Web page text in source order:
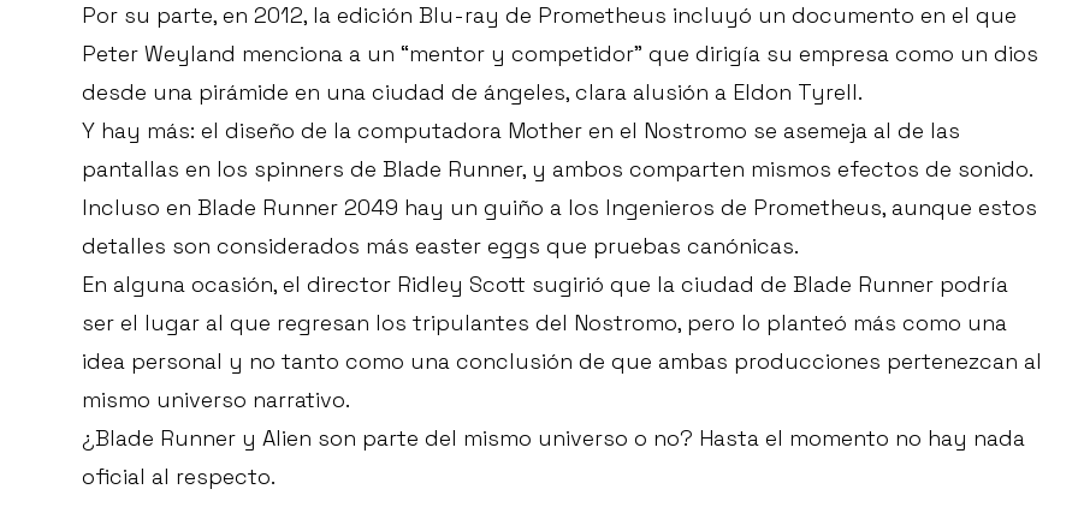
Por su parte, en 2012, la edición Blu-ray de Prometheus incluyó un documento en el que
Peter Weyland menciona a un “mentor y competidor” que dirigía su empresa como un dios
desde una pirámide en una ciudad de ángeles, clara alusión a Eldon Tyrell.
Y hay más: el diseño de la computadora Mother en el Nostromo se asemeja al de las
pantallas en los spinners de Blade Runner, y ambos comparten mismos efectos de sonido.
Incluso en Blade Runner 2049 hay un guiño a los Ingenieros de Prometheus, aunque estos
detalles son considerados más easter eggs que pruebas canónicas.
En alguna ocasión, el director Ridley Scott sugirió que la ciudad de Blade Runner podría
ser el lugar al que regresan los tripulantes del Nostromo, pero lo planteó más como una
idea personal y no tanto como una conclusión de que ambas producciones pertenezcan al
mismo universo narrativo.
¿Blade Runner y Alien son parte del mismo universo o no? Hasta el momento no hay nada
oficial al respecto.